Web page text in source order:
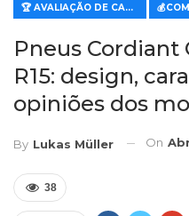
🏆 AVALIAÇÃO DE CARACTERÍSTICAS E VALOR
Pneus Cordiant
R15: design,
opiniões dos
By Lukas Müller On
38